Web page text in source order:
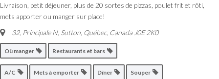
Livraison, petit déjeuner, plus de 20 sortes de pizzas, poulet frit et rôti,
mets apporter ou manger sur place!
32, Principale N, Sutton Québec, Canada J0E 2K0
Où manger Restaurants et bars
A/C Mets à emporter Dîner Souper